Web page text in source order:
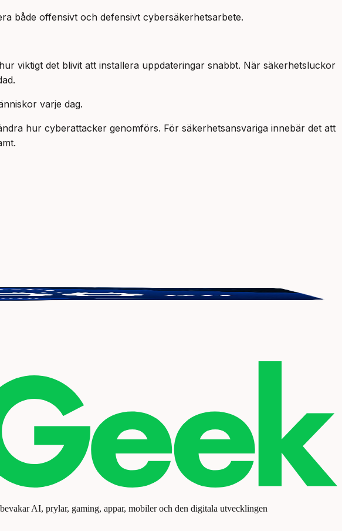
både offensivt och defensivt cybersäkerhetsarbete.
viktigt det blivit att installera uppdateringar snabbt. När säkerhetsluckor
varje dag.
hur cyberattacker genomförs. För säkerhetsansvariga innebär det att
AI, prylar, gaming, appar, mobiler och den digitala utvecklingen